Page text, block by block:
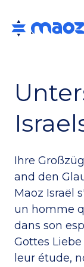
Ihre
and den
Maoz Israël
un homme
dans son
Gottes
leur étude,